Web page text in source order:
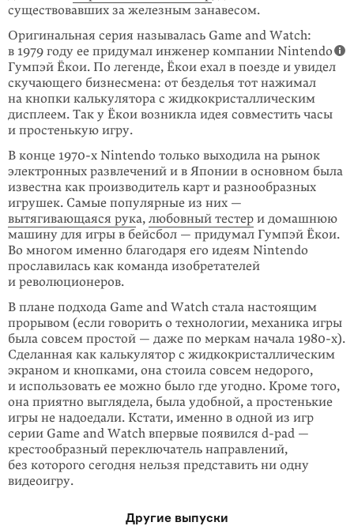
существовавших за железным занавесом.
Оригинальная серия называлась Game and Watch:
в 1979 году ее придумал инженер компании Nintendo
Гумпэй Ёкои. По легенде, Ёкои ехал в поезде и увидел
скучающего бизнесмена: от безделья тот нажимал
на кнопки каль­кулятора с жидко­кристал­лическим
дисплеем. Так у Ёкои возникла идея совмес­тить часы
и простенькую игру.
В конце 1970-х Nintendo только выходила на рынок
электронных развлечений и в Японии в основном была
известна как производитель карт и разнообразных
игрушек. Самые популярные из них —
вытягивающаяся рука, любовный тестер и домашнюю
машину для игры в бейсбол — придумал Гумпэй Ёкои.
Во многом именно благодаря его идеям Nintendo
прославилась как команда изобретателей
и революционеров.
В плане подхода Game and Watch стала настоящим
прорывом (если говорить о технологии, механика игры
была совсем простой — даже по меркам начала 1980-х).
Сделанная как калькулятор с жидкокристал­лическим
экраном и кнопками, она стоила совсем недорого,
и использовать ее можно было где угодно. Кроме того,
она приятно выглядела, была удобной, а простенькие
игры не надоедали. Кстати, именно в одной из игр
серии Game and Watch впервые появился d-pad —
крестообразный переключатель направлений,
без которого сегодня нельзя представить ни одну
видеоигру.
Другие выпуски